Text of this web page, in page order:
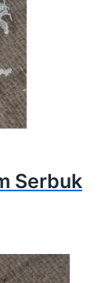
Serbuk